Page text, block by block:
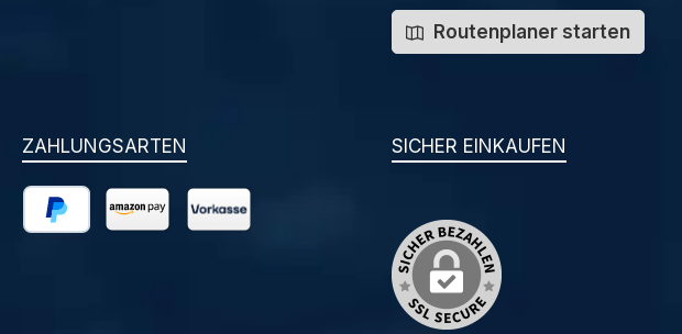
Routenplaner starten
ZAHLUNGSARTEN SICHER EINKAUFEN